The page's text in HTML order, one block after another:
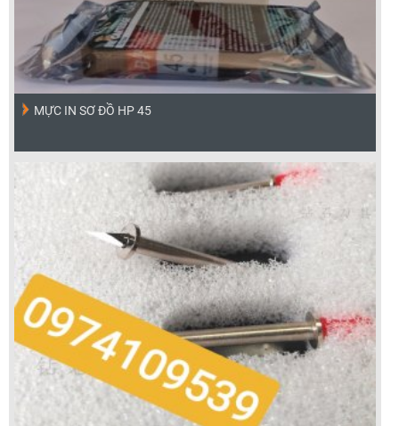
MỰC IN SƠ ĐỒ HP 45